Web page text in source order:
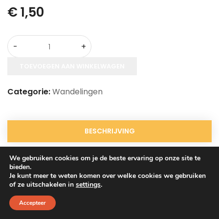
Dog Pawty
Hondentuin abonnement
Reservatieoverzicht
Hondentuin abonnement
Winkelwagen
€1,50
Categorie:Wandelingen
BESCHRIJVING
Wandeling tussen de velden van Aalter-Brug. Wandel
langs kleine wegen en veldwegen richting het
Drongengoedbos. We nemen je mee langs enkele
leuke bospaden.
We gebruiken cookies om je de beste ervaring op onze site te
bieden.
Je kunt meer te weten komen over welke cookies we gebruiken
of ze uitschakelen in settings.
Accepteer